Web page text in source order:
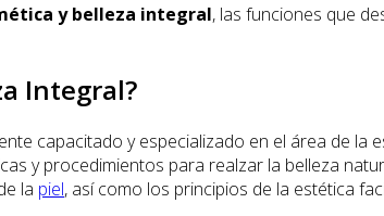
y belleza integral, las funciones que
Integral?
capacitado y especializado en el área de la
y procedimientos para realzar la belleza
la piel, así como los principios de la estética